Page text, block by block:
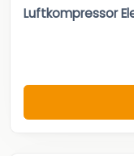
Luftkompressor